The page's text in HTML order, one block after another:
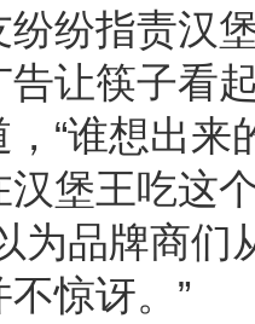
纷指责汉
让筷子看起
“谁想出
堡王吃这
为品牌商
惊讶。”